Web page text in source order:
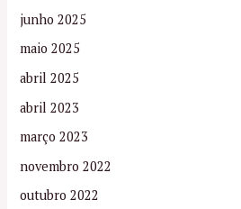
junho 2025
maio 2025
abril 2025
abril 2023
março 2023
novembro 2022
outubro 2022